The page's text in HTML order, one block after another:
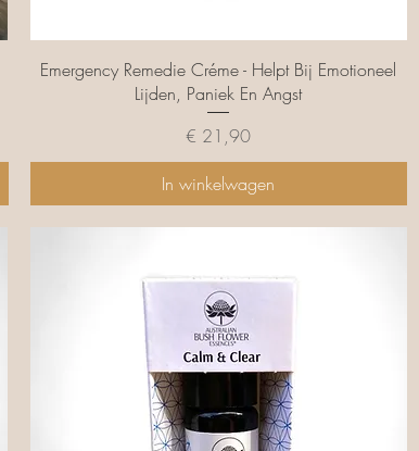
Snel overzicht
Emergency Remedie Créme - Helpt Bij Emotioneel
Lijden, Paniek En Angst
Prijs
€ 21,90
In winkelwagen